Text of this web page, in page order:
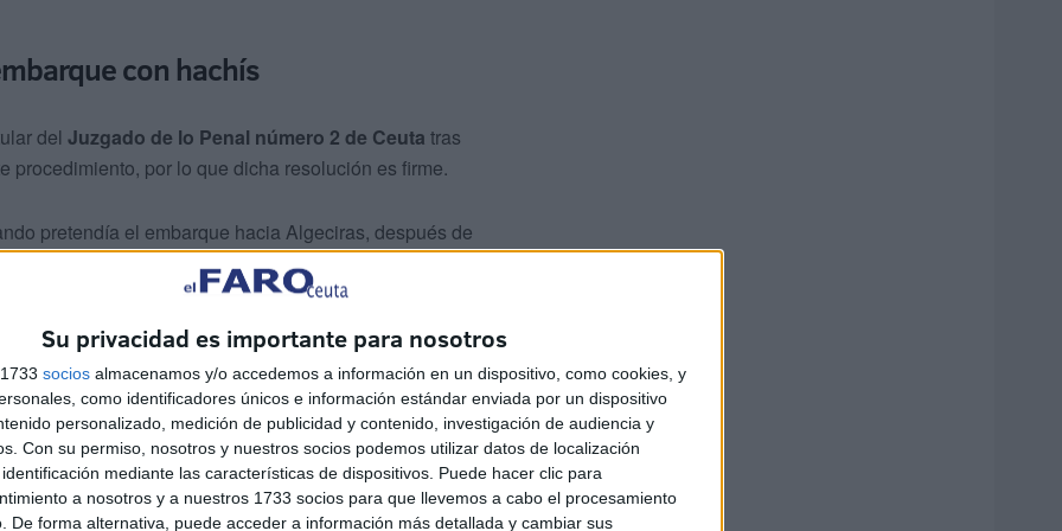
Su privacidad es importante para nosotros
socios almacenamos y/o accedemos a información en un dispositivo, como cookies, y
como identificadores únicos e información estándar enviada por un dispositivo
personalizado, medición de publicidad y contenido, investigación de audiencia y
Con su permiso, nosotros y nuestros socios podemos utilizar datos de localización
mediante las características de dispositivos. Puede hacer clic para
a nosotros y a nuestros 1733 socios para que llevemos a cabo el procesamiento
De forma alternativa, puede acceder a información más detallada y cambiar sus
con hachís
del Juzgado de lo Penal número 2 de Ceuta tras
procedimiento, por lo que dicha resolución es firme.
pretendía el embarque hacia Algeciras, después de
Civil que prestaban servicio en el control.
se encontraron ocultos en la totalidad del
que, tras su análisis, arrojó un peso dealgo más